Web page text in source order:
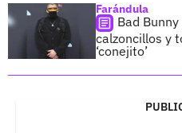
Farándula
Bad
calzoncillos y
‘conejito’